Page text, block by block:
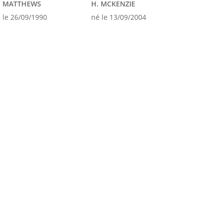
MATTHEWS
le 26/09/1990
H. MCKENZIE
né le 13/09/2004